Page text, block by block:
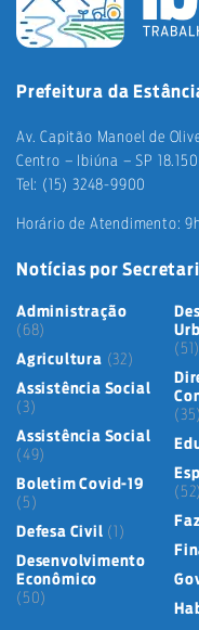
Prefeitura da
Av. Capitão Manoel de
Centro – Ibiúna – SP
Tel: (15) 3248-9900
Horário de Atendimento:
Notícias por
Administração
(68)
Agricultura (32)
Assistência Social
(3)
Assistência Social
(49)
Boletim Covid-19
(5)
Defesa Civil (1)
Desenvolvimento
Econômico
(50)
(51)
(35)
(52)